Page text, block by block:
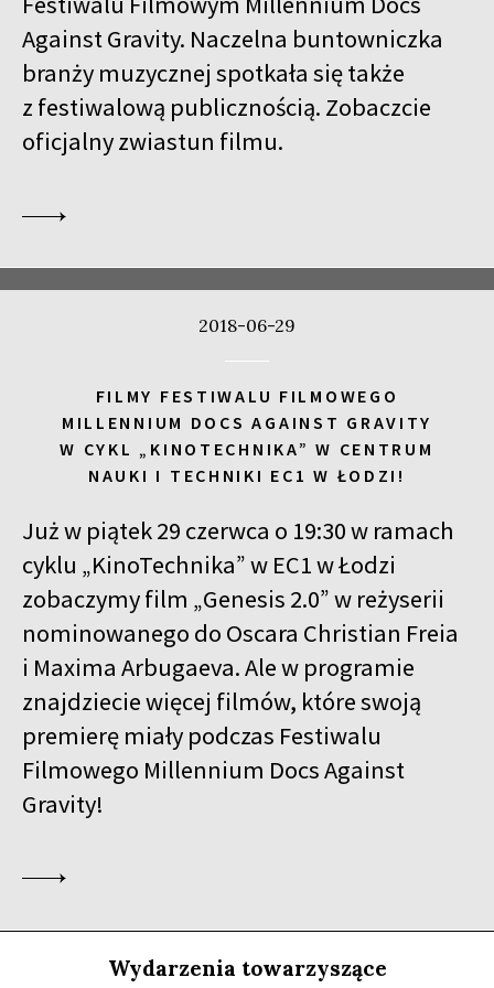
CALL ME TONY
WALC WALDHEIMA
KUP BILET
SPOTKANIE Z PISARZAMI JACKIEM HUGO-BADEREM I PAULINĄ
WILK
Iluzjon, sala Mała Czarna
18:00
Kinoteka, sala 1
KUP BILET
18:00
Kinoteka
18:15
Luna, sala B
ZNIKAJĄCA WYSPA
KUP BILET
18:45
Kinoteka, sala 4
BUDDA, NASTOLATKI I PIŁKA NOŻNA
KUP BILET
18:45
Iluzjon, sala Mała Czarna
ŚNIĄC O MURAKAMIM
KUP BILET
POKOLENIE PIENIĄDZA
19:00
Kinoteka, sala 7
KUP BILET
Against Gravity. Naczelna buntowniczka
branży muzycznej spotkała się także
z festiwalową publicznością. Zobaczcie
oficjalny zwiastun filmu.
2018-06-29
FILMY FESTIWALU FILMOWEGO
MILLENNIUM DOCS AGAINST GRAVITY
W CYKL „KINOTECHNIKA” W CENTRUM
NAUKI I TECHNIKI EC1 W ŁODZI!
Już w piątek 29 czerwca o 19:30 w ramach
cyklu „KinoTechnika” w EC1 w Łodzi
zobaczymy film „Genesis 2.0” w reżyserii
nominowanego do Oscara Christian Freia
i Maxima Arbugaeva. Ale w programie
znajdziecie więcej filmów, które swoją
premierę miały podczas Festiwalu
Filmowego Millennium Docs Against
Gravity!
Wydarzenia towarzyszące